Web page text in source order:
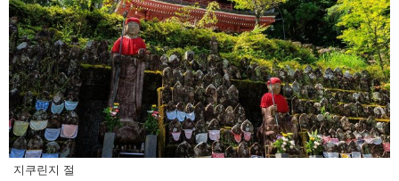
지쿠린지 절